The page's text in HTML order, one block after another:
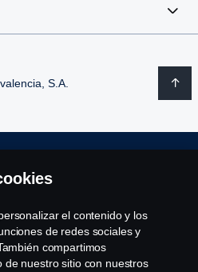
S.A.
el contenido y los
de redes sociales y
compartimos
de nuestro sitio con nuestros